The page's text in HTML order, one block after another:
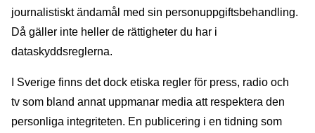
journalistiskt ändamål med sin personuppgiftsbehandling.
Då gäller inte heller de rättigheter du har i
dataskyddsreglerna.
I Sverige finns det dock etiska regler för press, radio och
tv som bland annat uppmanar media att respektera den
personliga integriteten. En publicering i en tidning som